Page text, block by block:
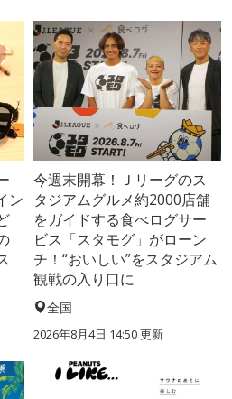
ン
今週末開幕！Ｊリーグのス
タジアムグルメ約2000店舗
をガイドする食べログサー
ビス「スタモグ」がローン
チ！“おいしい”をスタジアム
観戦の入り口に
全国
2026年8月4日 14:50更新